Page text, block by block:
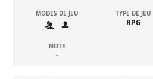
MODES DE JEU TYPE DE JEU
RPG
NOTE
-